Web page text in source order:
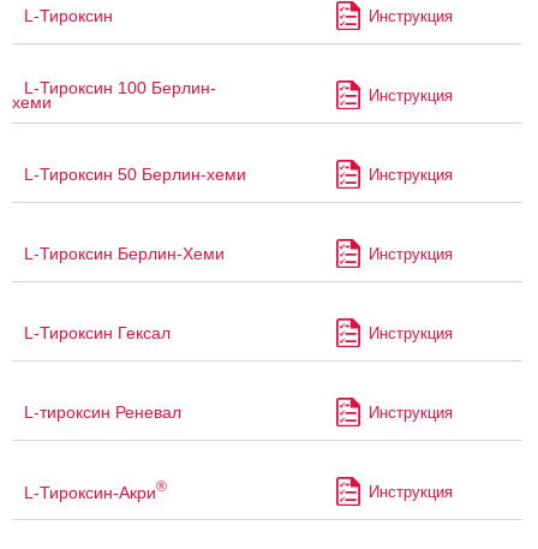
L-Тироксин Инструкция
L-Тироксин 100 Берлин-
хеми Инструкция
L-Тироксин 50 Берлин-хеми Инструкция
L-Тироксин Берлин-Хеми Инструкция
L-Тироксин Гексал Инструкция
L-тироксин Реневал Инструкция
L-Тироксин-Акри® Инструкция